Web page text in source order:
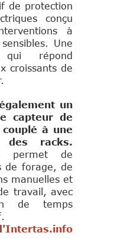
de protection
conçu
à
Une
qui répond
croissants de
un
capteur de
à une
des racks.
permet de
de forage, de
manuelles et
travail, avec
de temps